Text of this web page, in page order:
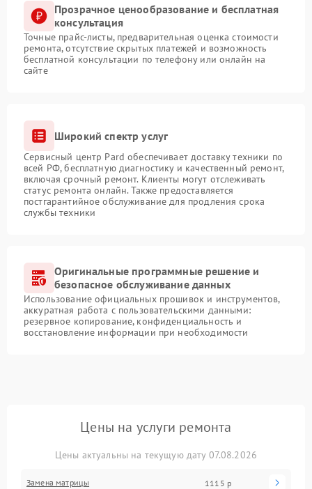
Прозрачное ценообразование и бесплатная
консультация
Точные прайс-листы, предварительная оценка стоимости
ремонта, отсутствие скрытых платежей и возможность
бесплатной консультации по телефону или онлайн на
сайте
Широкий спектр услуг
Сервисный центр Pard обеспечивает доставку техники по
всей РФ, бесплатную диагностику и качественный ремонт,
включая срочный ремонт. Клиенты могут отслеживать
статус ремонта онлайн. Также предоставляется
постгарантийное обслуживание для продления срока
службы техники
Оригинальные программные решение и
безопасное обслуживание данных
Использование официальных прошивок и инструментов,
аккуратная работа с пользовательскими данными:
резервное копирование, конфиденциальность и
восстановление информации при необходимости
Цены на услуги ремонта
Цены актуальны на текущую дату 07.08.2026
Замена матрицы 1115 р